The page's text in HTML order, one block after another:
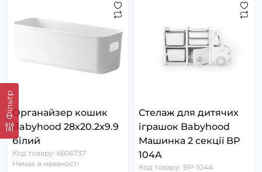
ФільтрОрганайзер кошик
Babyhood 28x20.2x9.9
білий
Код товару: 6606737
Немає в наявності
Стелаж для дитячих
іграшок Babyhood
Машинка 2 секції BP
104A
Код товару: BP-104A